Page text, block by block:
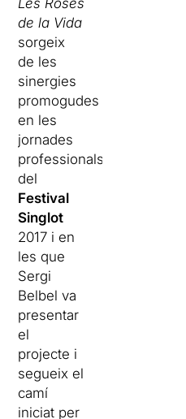
Les Roses
de la Vida
sorgeix
de les
sinergies
promogudes
en les
jornades
professionals
del
Festival
Singlot
2017 i en
les que
Sergi
Belbel va
presentar
el
projecte i
segueix el
camí
iniciat per